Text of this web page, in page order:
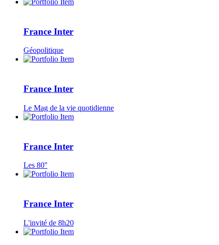
France Inter
Géopolitique
France Inter
Le Mag de la vie quotidienne
France Inter
Les 80''
France Inter
L'invité de 8h20